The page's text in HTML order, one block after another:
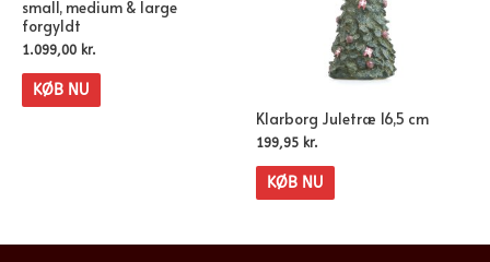
small, medium & large
forgyldt
1.099,00 kr.
KØB NU
Klarborg Juletræ 16,5 cm
199,95 kr.
KØB NU